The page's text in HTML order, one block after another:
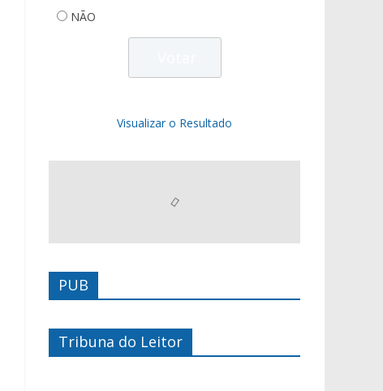
NÃO
Visualizar o Resultado
PUB
Tribuna do Leitor